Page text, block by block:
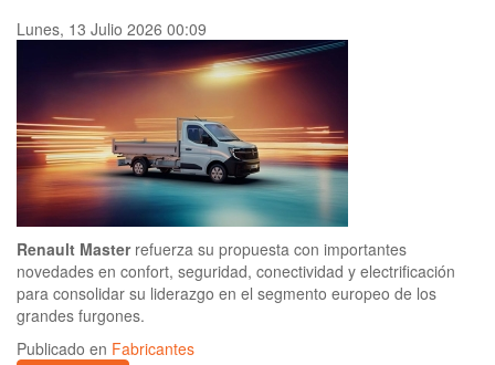
Lunes, 13 Julio 2026 00:09
Renault Masterrefuerza su propuesta con importantes
novedades en confort, seguridad, conectividad y electrificación
para consolidar su liderazgo en el segmento europeo de los
grandes furgones.
Publicado en Fabricantes